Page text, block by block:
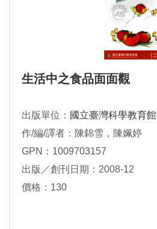
生活中之食品面面觀
出版單位： 國立臺灣科學教育館
作/編/譯者：陳錦雪，陳姵婷
GPN：1009703157
出版／創刊日期：2008-12
價格：130